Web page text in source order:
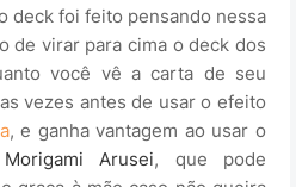
deck foi feito pensando nessa
de virar para cima o deck dos
você vê a carta de seu
vezes antes de usar o efeito
, e ganha vantagem ao usar o
Morigami Arusei, que pode